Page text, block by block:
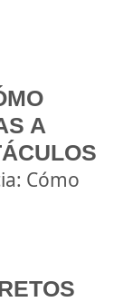
A
Cómo